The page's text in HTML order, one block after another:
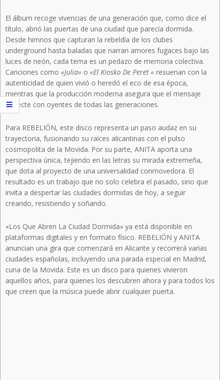
El álbum recoge vivencias de una generación que, como dice el
título, abrió las puertas de una ciudad que parecía dormida.
Desde himnos que capturan la rebeldía de los clubes
underground hasta baladas que narran amores fugaces bajo las
luces de neón, cada tema es un pedazo de memoria colectiva.
Canciones como «Julia» o «El Kiosko De Peret « resuenan con la
autenticidad de quien vivió o heredó el eco de esa época,
mientras que la producción moderna asegura que el mensaje
conecte con oyentes de todas las generaciones.
Para REBELIÓN, este disco representa un paso audaz en su
trayectoria, fusionando su raíces alicantinas con el pulso
cosmopolita de la Movida. Por su parte, ANITA aporta una
perspectiva única, tejiendo en las letras su mirada extremeña,
que dota al proyecto de una universalidad conmovedora. El
resultado es un trabajo que no solo celebra el pasado, sino que
invita a despertar las ciudades dormidas de hoy, a seguir
creando, resistiendo y soñando.
«Los Que Abren La Ciudad Dormida» ya está disponible en
plataformas digitales y en formato físico. REBELIÓN y ANITA
anuncian una gira que comenzará en Alicante y recorrerá varias
ciudades españolas, incluyendo una parada especial en Madrid,
cuna de la Movida. Este es un disco para quienes vivieron
aquellos años, para quienes los descubren ahora y para todos los
que creen que la música puede abrir cualquier puerta.